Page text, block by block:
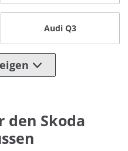
Audi Q3
den Skoda